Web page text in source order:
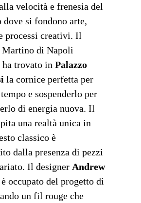
velocità e frenesia del
dove si fondono arte,
processi creativi. Il
Martino di Napoli
trovato in Palazzo
la cornice perfetta per
e sospenderlo per
di energia nuova. Il
una realtà unica in
classico è
dalla presenza di pezzi
Il designer Andrew
occupato del progetto di
un fil rouge che